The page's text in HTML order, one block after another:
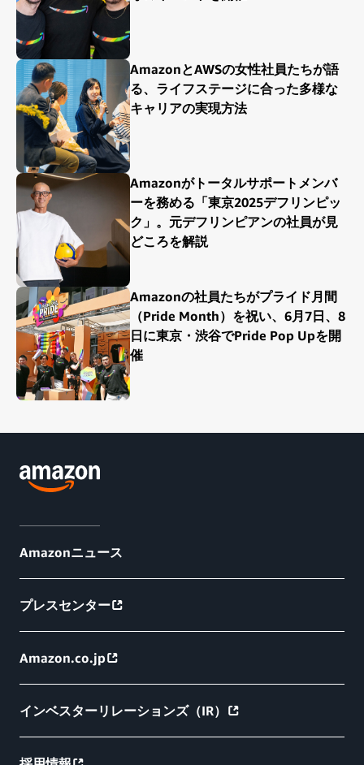
AmazonとAWSの女性社員たちが語
る、ライフステージに合った多様な
キャリアの実現方法
Amazonがトータルサポートメンバ
ーを務める「東京2025デフリンピッ
ク」。元デフリンピアンの社員が見
どころを解説
Amazonの社員たちがプライド月間
（Pride Month）を祝い、6月7日、8
日に東京・渋谷でPride Pop Upを開
催
Amazonニュース
プレスセンター
Amazon.co.jp
インベスターリレーションズ（IR）